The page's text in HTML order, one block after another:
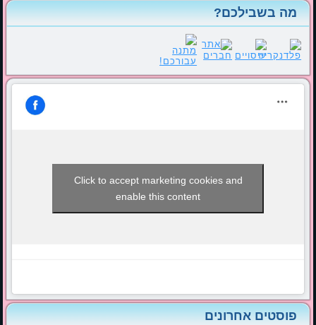
מה בשבילכם?
Click to accept marketing cookies and
enable this content
פוסטים אחרונים